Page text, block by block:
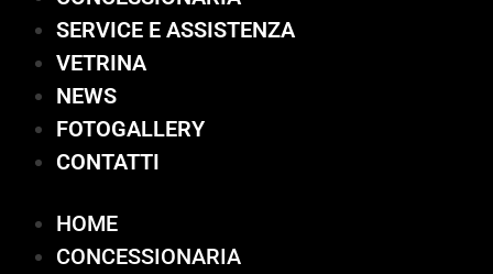
SERVICE E ASSISTENZA
VETRINA
NEWS
FOTOGALLERY
CONTATTI
HOME
CONCESSIONARIA